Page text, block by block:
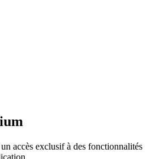
accès exclusif à des fonctionnalités